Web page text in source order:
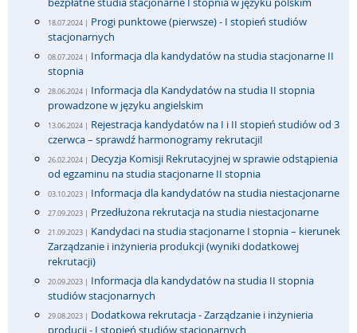
18.07.2024 | Progi punktowe (pierwsze) - I stopień studiów
stacjonarnych
08.07.2024 | Informacja dla kandydatów na studia stacjonarne II
stopnia
28.06.2024 | Informacja dla Kandydatów na studia II stopnia
prowadzone w języku angielskim
13.06.2024 | Rejestracja kandydatów na I i II stopień studiów od 3
czerwca – sprawdź harmonogramy rekrutacji!
26.02.2024 | Decyzja Komisji Rekrutacyjnej w sprawie odstąpienia
od egzaminu na studia stacjonarne II stopnia
03.10.2023 | Informacja dla kandydatów na studia niestacjonarne
27.09.2023 | Przedłużona rekrutacja na studia niestacjonarne
21.09.2023 | Kandydaci na studia stacjonarne I stopnia – kierunek
Zarządzanie i inżynieria produkcji (wyniki dodatkowej
rekrutacji)
20.09.2023 | Informacja dla kandydatów na studia II stopnia
studiów stacjonarnych
29.08.2023 | Dodatkowa rekrutacja - Zarządzanie i inżynieria
producji - I stopień studiów stacjonarnych